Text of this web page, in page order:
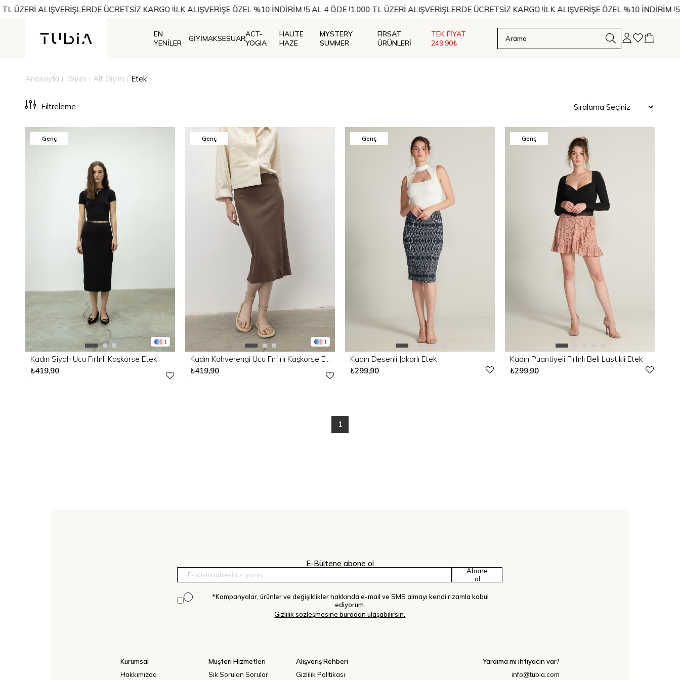
ÜZERİ ALIŞVERİŞLERDE ÜCRETSİZ KARGO !İLK ALIŞVERİŞE ÖZEL %10 İNDİRİM !5 AL 4 ÖDE !1.000 TL ÜZERİ ALIŞVERİŞLERDE ÜCRETSİZ KARGO !İLK ALIŞVERİŞE ÖZEL %10 İNDİRİM !5
EN
YENİLER
GİYİMAKSESUARACT-
YOGIA
HAUTE
HAZE
MYSTERY
SUMMER
FIRSAT
ÜRÜNLERİ
TEK FİYAT
249,90₺
Anasayfa Giyim Alt Giyim Etek
Filtreleme
1
Kadın Siyah Ucu Fırfırlı Kaşkorse Etek
₺419,90
Genç
1
₺419,90
Genç
Kadın Desenli Jakarlı Etek
₺299,90
Genç
Kadın Puantiyeli Fırfırlı Beli Lastikli Etek
₺299,90
Genç
1
E-Bültene abone ol
Abone
ol
*Kampanyalar, ürünler ve değişiklikler hakkında e-mail ve SMS almayı kendi rızamla kabul
ediyorum.
Gizlilik sözleşmesine buradan ulaşabilirsin.
Kurumsal
Hakkımızda
Müşteri Hizmetleri
Sık Sorulan Sorular
Alışveriş Rehberi
Gizlilik Politikası
Yardıma mı ihtiyacın var?
info@tubia.com